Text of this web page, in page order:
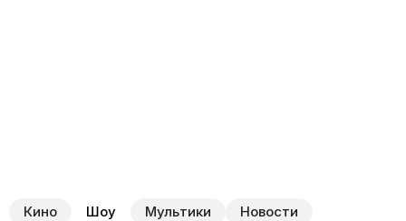
Кино Шоу Мультики Новости